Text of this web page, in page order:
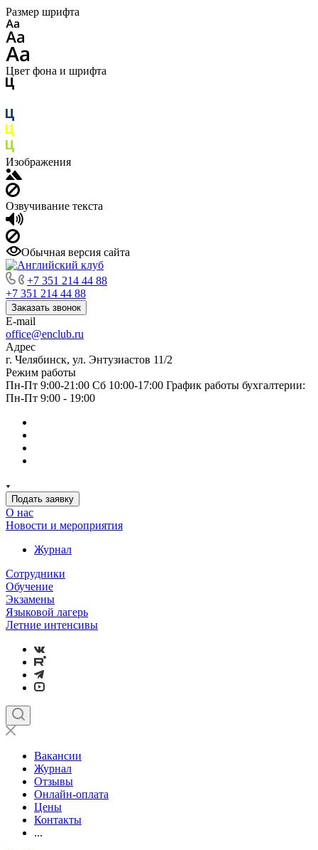
Размер шрифта
Цвет фона и шрифта
Изображения
Озвучивание текста
Обычная версия сайта
+7 351 214 44 88
+7 351 214 44 88
Заказать звонок
E-mail
office@enclub.ru
Адрес
г. Челябинск, ул. Энтузиастов 11/2
Режим работы
Пн-Пт 9:00-21:00 Сб 10:00-17:00 График работы бухгалтерии:
Пн-Пт 9:00 - 19:00
Подать заявку
О нас
Новости и мероприятия
Журнал
Сотрудники
Обучение
Экзамены
Языковой лагерь
Летние интенсивы
Вакансии
Журнал
Отзывы
Онлайн-оплата
Цены
Контакты
...